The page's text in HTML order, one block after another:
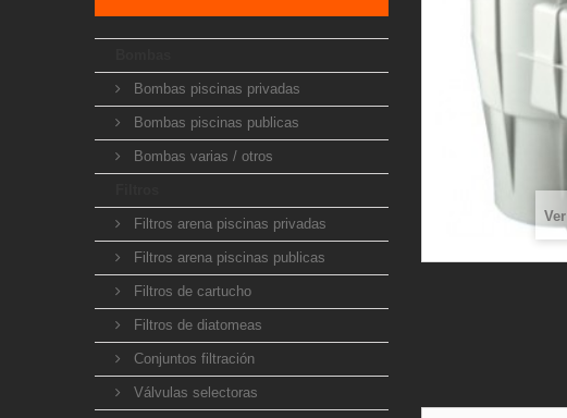
Bombas piscinas privadas
Bombas piscinas publicas
Bombas varias / otros
Filtros arena piscinas privadas
Filtros arena piscinas publicas
Filtros de cartucho
Filtros de diatomeas
Conjuntos filtración
Válvulas selectoras